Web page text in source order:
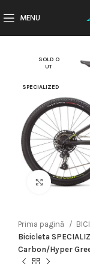
MENU
SOLD O
UT
SPECIALIZED
Click to
Prima pagină
Bicicleta
Carbon/Hyper